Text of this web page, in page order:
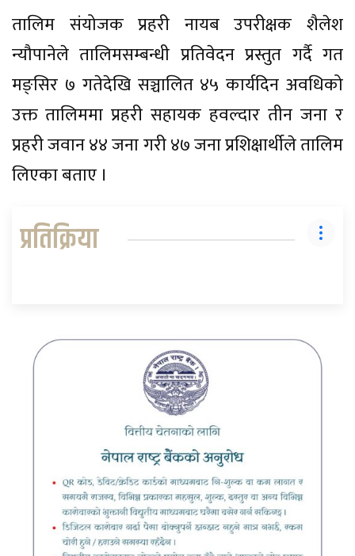
तालिम संयोजक प्रहरी नायब उपरीक्षक शैलेश
न्यौपानेले तालिमसम्बन्धी प्रतिवेदन प्रस्तुत गर्दै गत
मङ्सिर ७ गतेदेखि सञ्चालित ४५ कार्यदिन अवधिको
उक्त तालिममा प्रहरी सहायक हवल्दार तीन जना र
प्रहरी जवान ४४ जना गरी ४७ जना प्रशिक्षार्थीले तालिम
लिएका बताए ।
प्रतिक्रिया